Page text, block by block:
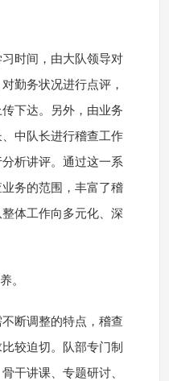
时间，由大队领导对
勤务状况进行点评，
下达。另外，由业务
中队长进行稽查工作
析讲评。通过这一系
务的范围，丰富了稽
体工作向多元化、深
。
断调整的特点，稽查
较迫切。队部专门制
干讲课、专题研讨、